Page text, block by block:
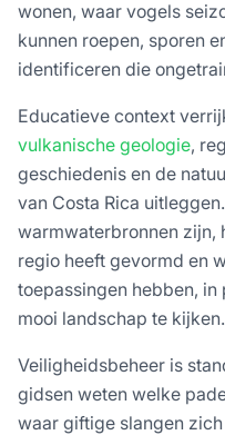
wonen, waar vogels
kunnen roepen, sporen
identificeren die
Educatieve context
vulkanische geologie,
geschiedenis en de
van Costa Rica
warmwaterbronnen zijn,
regio heeft gevormd en
toepassingen hebben, in
mooi landschap te kijken.
Veiligheidsbeheer is
gidsen weten welke
waar giftige slangen